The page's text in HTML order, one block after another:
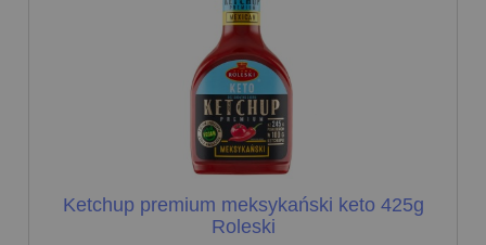
Ketchup premium meksykański keto 425g
Roleski